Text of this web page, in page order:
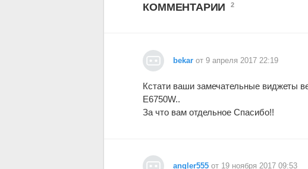
КОММЕНТАРИИ 2
bekar от 9 апреля 2017 22:19
Кстати ваши замечательные виджеты
E6750W..
За что вам отдельное Спасибо!!
angler555 от 19 ноября 2017 09:53